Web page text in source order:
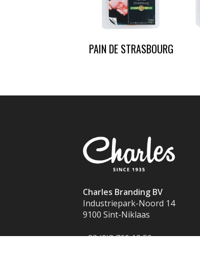
PAIN DE STRASBOURG
Charles Branding BV
Industriepark-Noord 14
9100 Sint-Niklaas
+32 (0)3 760 12 50